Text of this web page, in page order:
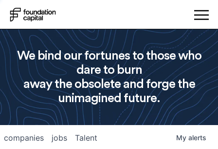
We bind our fortunes to those who
dare to burn
away the obsolete and forge the
unimagined future.
jobs
companies Talent My alerts